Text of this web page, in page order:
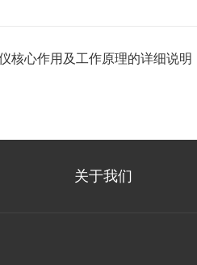
核心作用及工作原理的详细说明
关于我们